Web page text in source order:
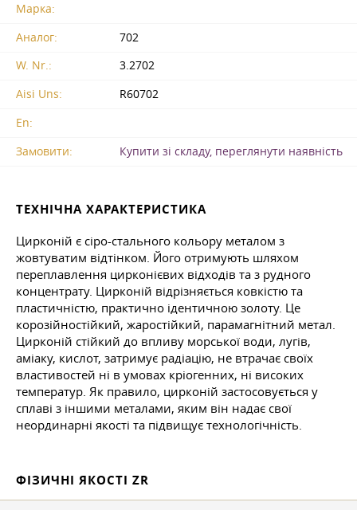
Марка:
Аналог:
702
W. Nr.:
3.2702
Aisi Uns:
R60702
En:
Замовити:
Купити зі складу, переглянути наявність
ТЕХНІЧНА ХАРАКТЕРИСТИКА
Цирконій є сіро-стального кольору металом з
жовтуватим відтінком. Його отримують шляхом
переплавлення цирконієвих відходів та з рудного
концентрату. Цирконій відрізняється ковкістю та
пластичністю, практично ідентичною золоту. Це
корозійностійкий, жаростійкий, парамагнітний метал.
Цирконій стійкий до впливу морської води, лугів,
аміаку, кислот, затримує радіацію, не втрачає своїх
властивостей ні в умовах кріогенних, ні високих
температур. Як правило, цирконій застосовується у
сплаві з іншими металами, яким він надає свої
неординарні якості та підвищує технологічність.
ФІЗИЧНІ ЯКОСТІ ZR